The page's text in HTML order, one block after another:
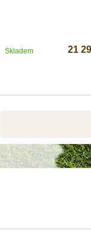
Skladem 21